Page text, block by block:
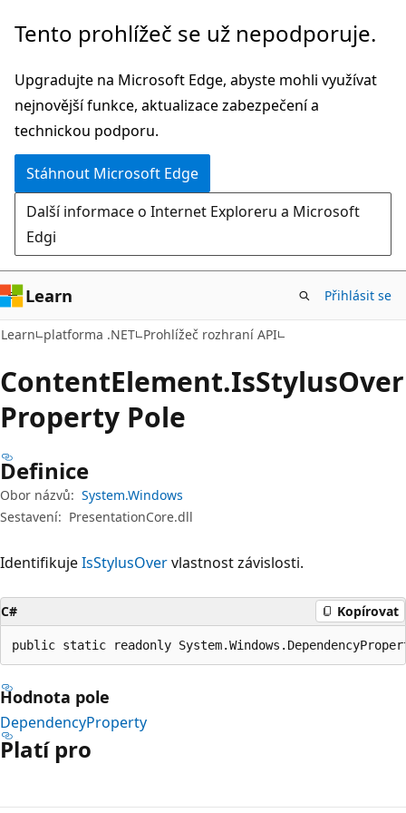
Přeskočit
hlavní
obsah
Přeskočit
navigaci
na
stránce
Tento prohlížeč se už nepodporuje.
Upgradujte na Microsoft Edge, abyste mohli využívat
nejnovější funkce, aktualizace zabezpečení a
technickou podporu.
Stáhnout Microsoft Edge
Další informace o Internet Exploreru a Microsoft
Edgi
Learn Přihlásit se
Learn platforma .NET Prohlížeč rozhraní API
ContentElement.IsStylusOver
Property Pole
Definice
Obor názvů: System.Windows
Sestavení: PresentationCore.dll
IdentifikujeIsStylusOvervlastnost závislosti.
C# Kopírovat
public static readonly
Hodnota pole
DependencyProperty
Platí pro